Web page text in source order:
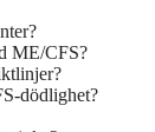
ME/CFS?
dödlighet?